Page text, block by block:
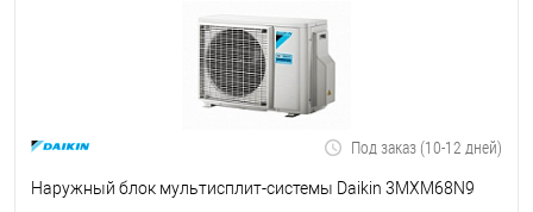
Под заказ (10-12 дней)
Наружный блок мультисплит-системы Daikin 3MXM68N9